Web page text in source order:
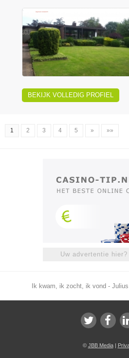
BEKIJK VOLLEDIG PROFIEL
1 2 3 4 5 » »»
Uw advertentie
Ik kwam, ik zocht, ik vond -
© JBB Media|